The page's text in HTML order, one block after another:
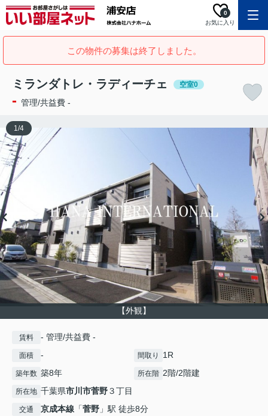
お気に入り
0
この物件の募集は終了しました。
ミランダトレ・ラディーチェ 空室0
- 管理/共益費 -
【外観】
1/4
賃料 - 管理/共益費 -
面積 - 間取り 1R
築年数 築8年 所在階 2階/2階建
所在地 千葉県市川市菅野３丁目
交通 京成本線 「菅野 」駅 徒歩8分